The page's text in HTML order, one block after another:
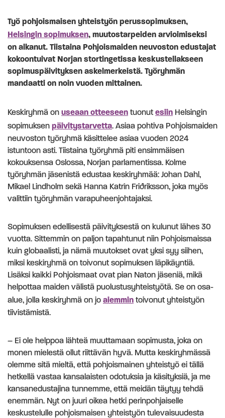
Työ pohjoismaisen yhteistyön perussopimuksen,
Helsingin sopimuksen, muutostarpeiden arvioimiseksi
on alkanut. Tiistaina Pohjoismaiden neuvoston edustajat
kokoontuivat Norjan stortingetissa keskustellakseen
sopimuspäivityksen askelmerkeistä. Työryhmän
mandaatti on noin vuoden mittainen.
Keskiryhmä on useaan otteeseen tuonut esiin Helsingin
sopimuksen päivitystarvetta. Asiaa pohtiva Pohjoismaiden
neuvoston työryhmä käsittelee asiaa vuoden 2024
istuntoon asti. Tiistaina työryhmä piti ensimmäisen
kokouksensa Oslossa, Norjan parlamentissa. Kolme
työryhmän jäsenistä edustaa keskiryhmää: Johan Dahl,
Mikael Lindholm sekä Hanna Katrín Friðriksson, joka myös
valittiin työryhmän varapuheenjohtajaksi.
Sopimuksen edellisestä päivityksestä on kulunut lähes 30
vuotta. Sittemmin on paljon tapahtunut niin Pohjoismaissa
kuin globaalisti, ja nämä muutokset ovat yksi syy siihen,
miksi keskiryhmä on toivonut sopimuksen läpikäyntiä.
Lisäksi kaikki Pohjoismaat ovat pian Naton jäseniä, mikä
helpottaa maiden välistä puolustusyhteistyötä. Se on osa-
alue, jolla keskiryhmä on jo aiemmin toivonut yhteistyön
tiivistämistä.
– Ei ole helppoa lähteä muuttamaan sopimusta, joka on
monen mielestä ollut riittävän hyvä. Mutta keskiryhmässä
olemme sitä mieltä, että pohjoismainen yhteistyö ei tällä
hetkellä vastaa kansalaisten odotuksia ja käsityksiä, ja me
kansanedustajina tunnemme, että meidän täytyy tehdä
enemmän. Nyt on juuri oikea hetki perinpohjaiselle
keskustelulle pohjoismaisen yhteistyön tulevaisuudesta